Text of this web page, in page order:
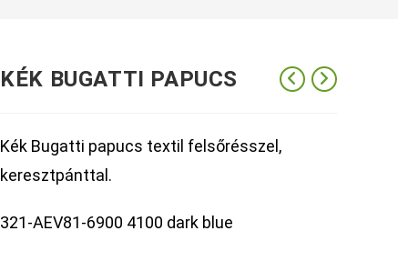
KÉK BUGATTI PAPUCS
Kék Bugatti papucs textil felsőrésszel,
keresztpánttal.
321-AEV81-6900 4100 dark blue